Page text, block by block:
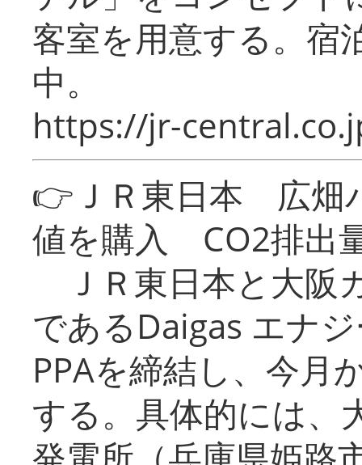
客室を用意する。宿
中。
https://jr-
👉ＪＲ東日本 広畑
値を購入 CO2排出
ＪＲ東日本と大阪
であるDaigas エナ
PPAを締結し、今月
する。具体的には、